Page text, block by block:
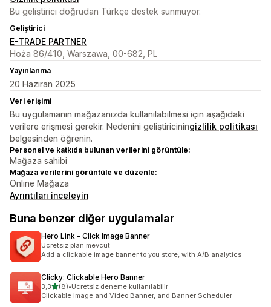
Bu geliştirici doğrudan Türkçe destek sunmuyor.
Geliştirici
E-TRADE PARTNER
Hoża 86/410, Warszawa, 00-682, PL
Yayınlanma
20 Haziran 2025
Veri erişimi
Bu uygulamanın mağazanızda kullanılabilmesi için aşağıdaki
verilere erişmesi gerekir. Nedenini geliştiriciningizlilik politikası
belgesinden öğrenin.
Personel ve katkıda bulunan verilerini görüntüle:
Mağaza sahibi
Mağaza verilerini görüntüle ve düzenle:
Online Mağaza
Ayrıntıları inceleyin
Buna benzer diğer uygulamalar
Hero Link ‑ Click Image Banner
Ücretsiz plan mevcut
Add a clickable image banner to you store, with A/B analytics
Clicky: Clickable Hero Banner
3,35 yıldız üzerinden
(8)
toplam 8 değerlendirme
•Ücretsiz deneme kullanılabilir
Clickable Image and Video Banner, and Banner Scheduler